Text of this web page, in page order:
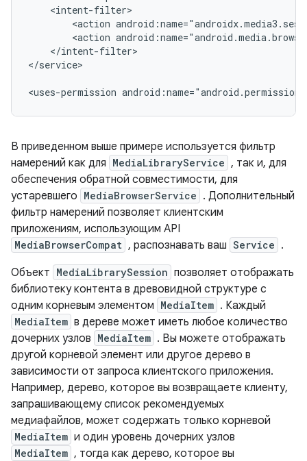
<action
<action
</intent-filter>
</service>
<uses-permission
В приведенном выше примере используется фильтр
намерений как для MediaLibraryService , так и, для
обеспечения обратной совместимости, для
устаревшего MediaBrowserService . Дополнительный
фильтр намерений позволяет клиентским
приложениям, использующим API
MediaBrowserCompat , распознавать ваш Service .
Объект MediaLibrarySession позволяет отображать
библиотеку контента в древовидной структуре с
одним корневым элементом MediaItem . Каждый
MediaItem в дереве может иметь любое количество
дочерних узлов MediaItem . Вы можете отображать
другой корневой элемент или другое дерево в
зависимости от запроса клиентского приложения.
Например, дерево, которое вы возвращаете клиенту,
запрашивающему список рекомендуемых
медиафайлов, может содержать только корневой
MediaItem и один уровень дочерних узлов
MediaItem , тогда как дерево, которое вы